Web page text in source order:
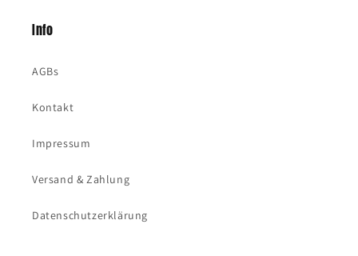
Info
AGBs
Kontakt
Impressum
Versand & Zahlung
Datenschutzerklärung